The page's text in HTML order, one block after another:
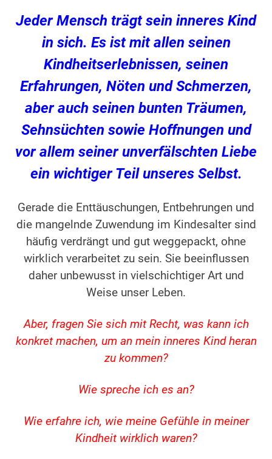
Jeder Mensch trägt sein inneres Kind
in sich. Es ist mit allen seinen
Kindheitserlebnissen, seinen
Erfahrungen, Nöten und Schmerzen,
aber auch seinen bunten Träumen,
Sehnsüchten sowie Hoffnungen und
vor allem seiner unverfälschten Liebe
ein wichtiger Teil unseres Selbst.
Gerade die Enttäuschungen, Entbehrungen und
die mangelnde Zuwendung im Kindesalter sind
häufig verdrängt und gut weggepackt, ohne
wirklich verarbeitet zu sein. Sie beeinflussen
daher unbewusst in vielschichtiger Art und
Weise unser Leben.
Aber, fragen Sie sich mit Recht, was kann ich
konkret machen, um an mein inneres Kind heran
zu kommen?
Wie spreche ich es an?
Wie erfahre ich, wie meine Gefühle in meiner
Kindheit wirklich waren?